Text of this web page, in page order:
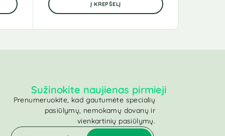
Į KREPŠELĮ
Sužinokite naujienas pirmieji
Prenumeruokite, kad gautumėte specialių
pasiūlymų, nemokamų dovanų ir
vienkartinių pasiūlymų.